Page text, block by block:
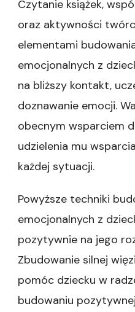
Czytanie książek,
oraz aktywności
elementami
emocjonalnych z
na bliższy kontakt,
doznawanie emocji.
obecnym wsparciem
udzielenia mu
każdej sytuacji.
Powyższe techniki
emocjonalnych z
pozytywnie na jego
Zbudowanie silnej
pomóc dziecku w
budowaniu